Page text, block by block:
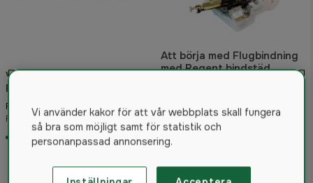
Vision Rivermaniac Medium
Flugfiskespö enhand
Från 3 821 kr
Rek. pris 5 299 kr
I lager
Att börja med Flugbindning
med Regent bindstäd
995 kr
Rek. pris 1 195 kr
I lager
Vi använder kakor för att vår webbplats skall fungera
så bra som möjligt samt för statistik och
personanpassad annonsering.